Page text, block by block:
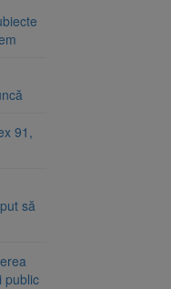
91,
să
public